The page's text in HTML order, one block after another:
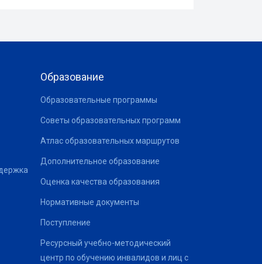
Образование
Образовательные программы
Советы образовательных программ
Атлас образовательных маршрутов
Дополнительное образование
Оценка качества образования
Нормативные документы
Поступление
Ресурсный учебно-методический
центр по обучению инвалидов и лиц с